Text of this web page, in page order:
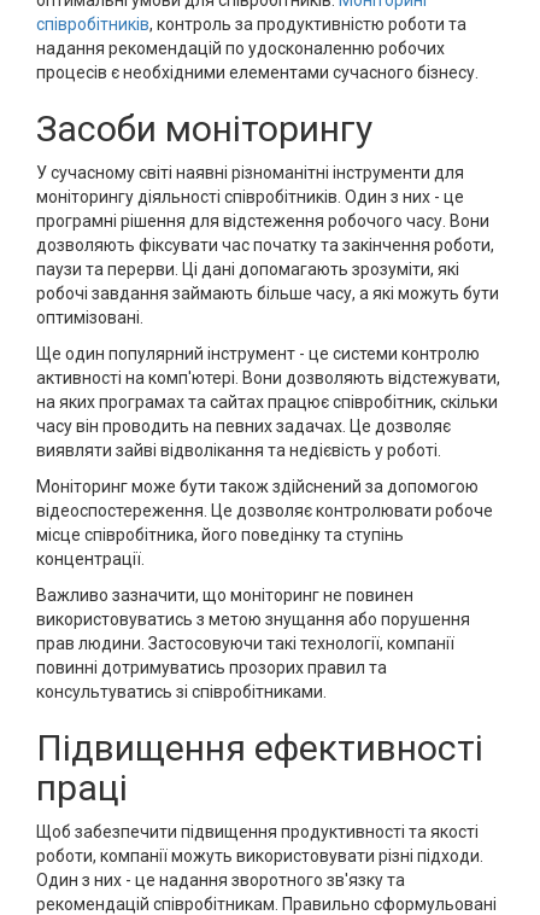
співробітників, контроль за продуктивністю роботи та
надання рекомендацій по удосконаленню робочих
процесів є необхідними елементами сучасного бізнесу.
Засоби моніторингу
У сучасному світі наявні різноманітні інструменти для
моніторингу діяльності співробітників. Один з них - це
програмні рішення для відстеження робочого часу. Вони
дозволяють фіксувати час початку та закінчення роботи,
паузи та перерви. Ці дані допомагають зрозуміти, які
робочі завдання займають більше часу, а які можуть бути
оптимізовані.
Ще один популярний інструмент - це системи контролю
активності на комп'ютері. Вони дозволяють відстежувати,
на яких програмах та сайтах працює співробітник, скільки
часу він проводить на певних задачах. Це дозволяє
виявляти зайві відволікання та недієвість у роботі.
Моніторинг може бути також здійснений за допомогою
відеоспостереження. Це дозволяє контролювати робоче
місце співробітника, його поведінку та ступінь
концентрації.
Важливо зазначити, що моніторинг не повинен
використовуватись з метою знущання або порушення
прав людини. Застосовуючи такі технології, компанії
повинні дотримуватись прозорих правил та
консультуватись зі співробітниками.
Підвищення ефективності
праці
Щоб забезпечити підвищення продуктивності та якості
роботи, компанії можуть використовувати різні підходи.
Один з них - це надання зворотного зв'язку та
рекомендацій співробітникам. Правильно сформульовані